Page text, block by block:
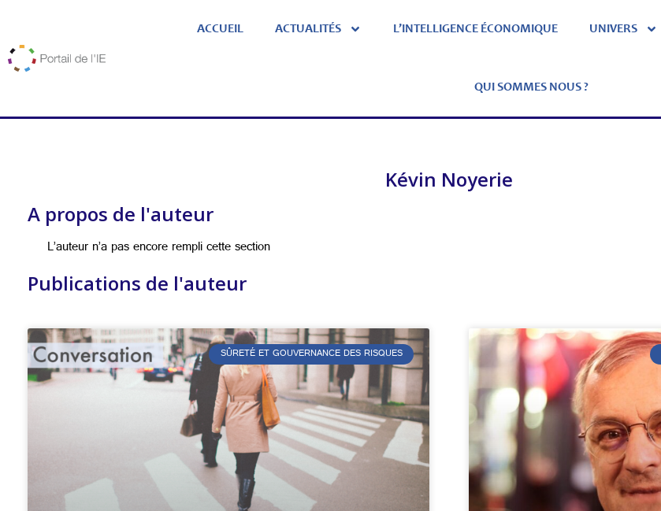
ACCUEIL ACTUALITÉS L’INTELLIGENCE ÉCONOMIQUE UNIVERS
QUI SOMMES NOUS ?
Kévin Noyerie
A propos de l'auteur
L’auteur n’a pas encore rempli cette section
Publications de l'auteur
SÛRETÉ ET GOUVERNANCE DES RISQUES